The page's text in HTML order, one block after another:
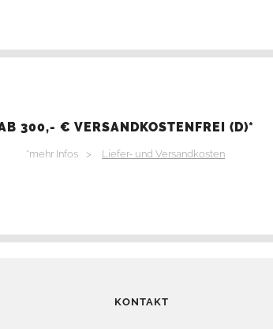
300,- € VERSANDKOSTENFREI (D)*
*mehr Infos > Liefer- und Versandkosten
KONTAKT